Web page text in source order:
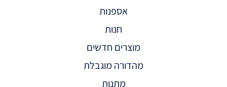
אספנות
חנות
מוצרים חדשים
מהדורה מוגבלת
מתנות